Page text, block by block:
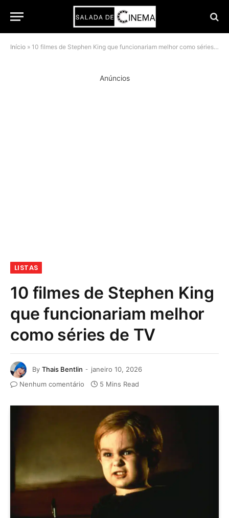
Início » 10 filmes de Stephen King que funcionariam melhor como séries de TV
Anúncios
LISTAS
10 filmes de Stephen King
que funcionariam melhor
como séries de TV
By Thais Bentlin
janeiro 10, 2026
Nenhum comentário
5 Mins Read